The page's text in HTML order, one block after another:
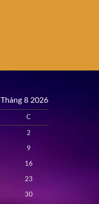
Tháng 8 2026
C
2
9
16
23
30